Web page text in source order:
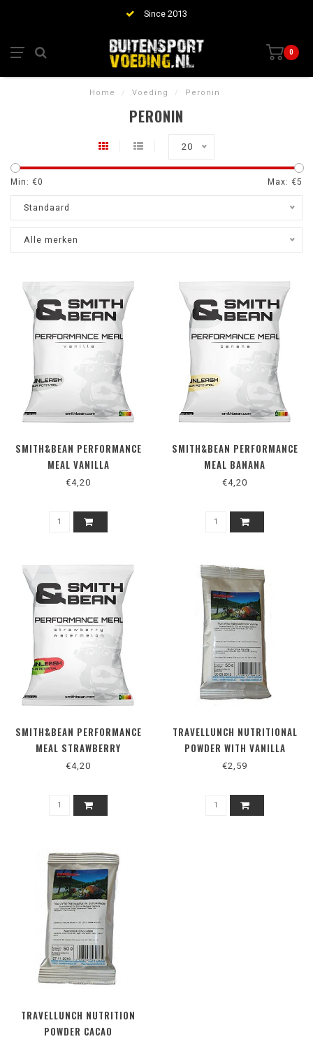
Since 2013
0
Home / Voeding / Peronin
PERONIN
20
Min: €0 Max: €5
Standaard
Alle merken
SMITH&BEAN PERFORMANCE
MEAL VANILLA
€4,20
SMITH&BEAN PERFORMANCE
MEAL BANANA
€4,20
SMITH&BEAN PERFORMANCE
MEAL STRAWBERRY
WATERMELON
€4,20
TRAVELLUNCH NUTRITIONAL
POWDER WITH VANILLA
FLAVOURING
€2,59
TRAVELLUNCH NUTRITION
POWDER CACAO